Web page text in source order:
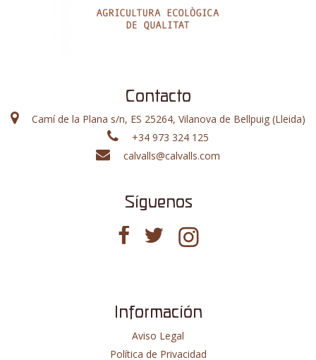
Contacto
Camí de la Plana s/n, ES 25264, Vilanova de Bellpuig (Lleida)
+34 973 324 125
calvalls@calvalls.com
Síguenos
Información
Aviso Legal
Política de Privacidad